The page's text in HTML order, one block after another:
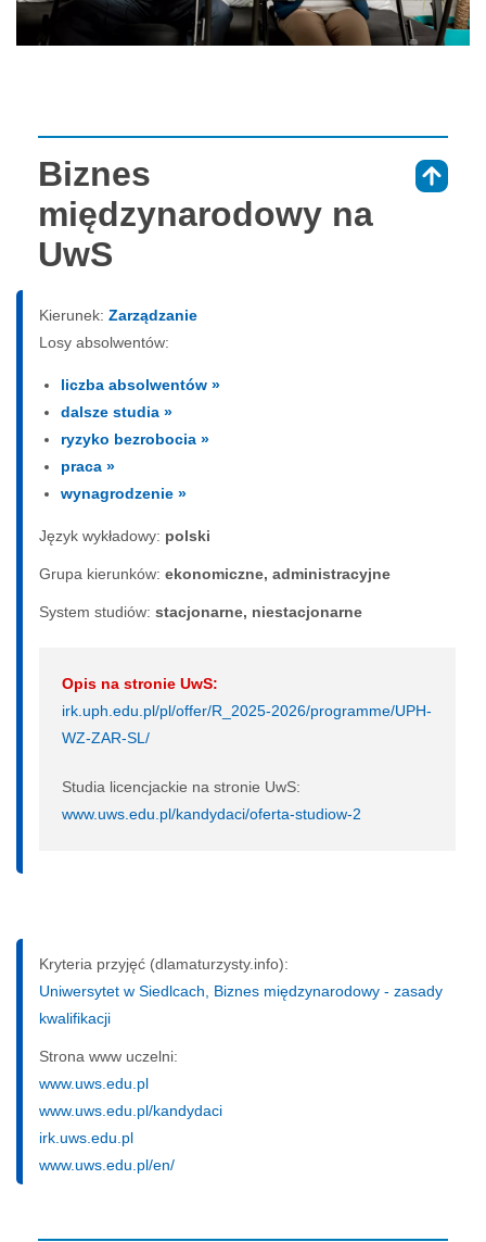
Biznes
międzynarodowy na
UwS
Kierunek: Zarządzanie
Losy absolwentów:
liczba absolwentów »
dalsze studia »
ryzyko bezrobocia »
praca »
wynagrodzenie »
Język wykładowy: polski
Grupa kierunków: ekonomiczne, administracyjne
System studiów: sta­cjo­nar­ne, nie­sta­cjo­nar­ne
Opis na stronie UwS:
irk.uph.edu.pl/pl/offer/R_2025-2026/programme/UPH-
WZ-ZAR-SL/
Studia licencjackie na stronie UwS:
www.uws.edu.pl/kandydaci/oferta-studiow-2
Kryteria przyjęć (dlamaturzysty.info):
Uniwersytet w Siedlcach, Biznes międzynarodowy - zasady
kwalifikacji
Strona www uczelni:
www.uws.edu.pl
www.uws.edu.pl/kandydaci
irk.uws.edu.pl
www.uws.edu.pl/en/